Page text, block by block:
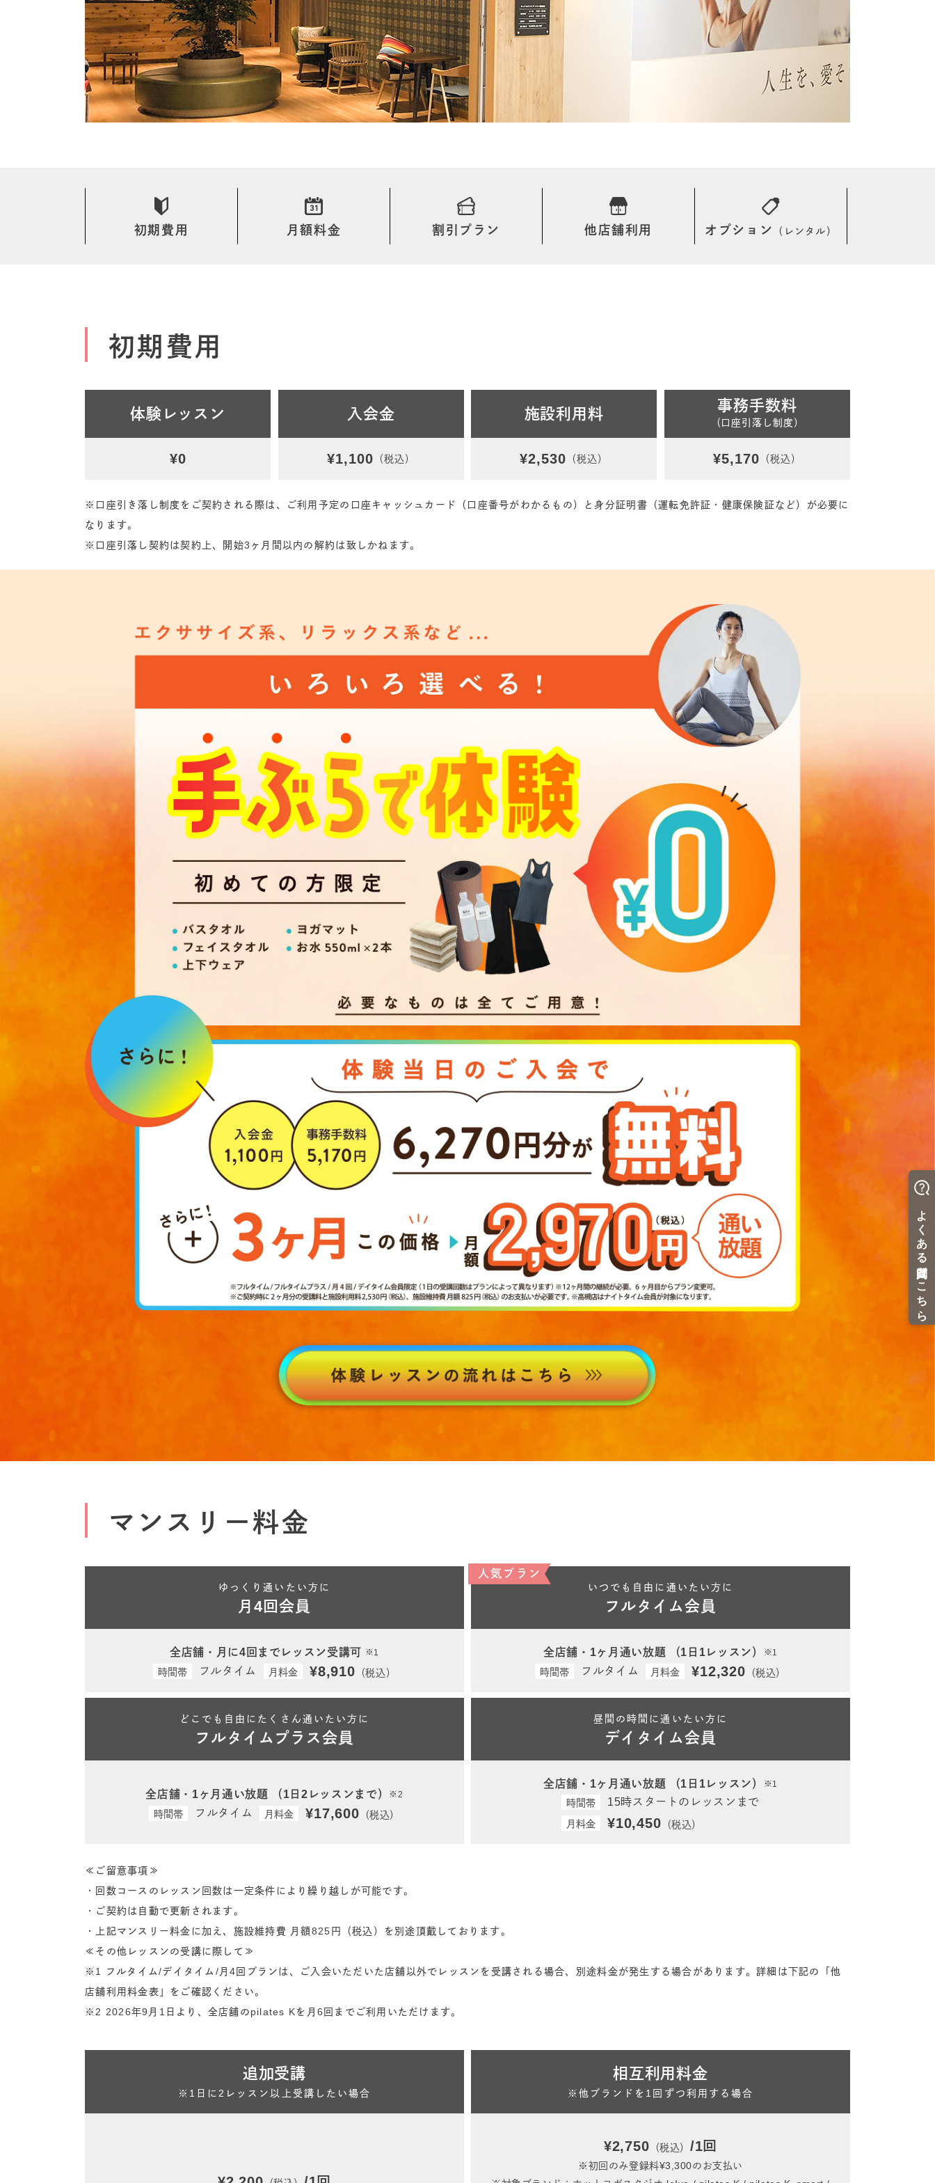
初期費用 月額料金 割引プラン 他店舗利用 オプション （レンタル）
初期費用
体験レッスン
¥0
入会金
¥1,100 （税込）
施設利用料
¥2,530 （税込）
事務手数料
（口座引落し制度）
¥5,170 （税込）
※口座引き落し制度をご契約される際は、ご利用予定の口座キャッシュカード（口座番号がわかるもの）と身分証明書（運転免許証・健康保険証など）が必要に
なります。
※口座引落し契約は契約上、開始3ヶ月間以内の解約は致しかねます。
マンスリー料金
ゆっくり通いたい方に
月4回会員
全店舗・月に4回までレッスン受講可 ※1
時間帯 フルタイム 月料金 ¥8,910 （税込）
人気プラン
いつでも自由に通いたい方に
フルタイム会員
全店舗・1ヶ月通い放題 （1日1レッスン） ※1
時間帯 フルタイム 月料金 ¥12,320 （税込）
どこでも自由にたくさん通いたい方に
フルタイムプラス会員
全店舗・1ヶ月通い放題 （1日2レッスンまで） ※2
時間帯 フルタイム 月料金 ¥17,600 （税込）
昼間の時間に通いたい方に
デイタイム会員
全店舗・1ヶ月通い放題 （1日1レッスン） ※1
時間帯 15時スタートのレッスンまで
月料金 ¥10,450 （税込）
≪ご留意事項≫
・回数コースのレッスン回数は一定条件により繰り越しが可能です。
・ご契約は自動で更新されます。
・上記マンスリー料金に加え、施設維持費 月額825円（税込）を別途頂戴しております。
≪その他レッスンの受講に際して≫
※1 フルタイム/デイタイム/月4回プランは、ご入会いただいた店舗以外でレッスンを受講される場合、別途料金が発生する場合があります。詳細は下記の「他
店舗利用料金表」をご確認ください。
※2 2026年9月1日より、全店舗のpilates Kを月6回までご利用いただけます。
追加受講
※1日に2レッスン以上受講したい場合
相互利用料金
※他ブランドを1回ずつ利用する場合
¥2,750 （税込） /1回
※初回のみ登録料¥3,300のお支払い